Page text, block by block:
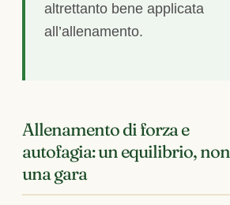
altrettanto bene applicata
all’allenamento.
Allenamento di forza e
autofagia: un equilibrio, non
una gara